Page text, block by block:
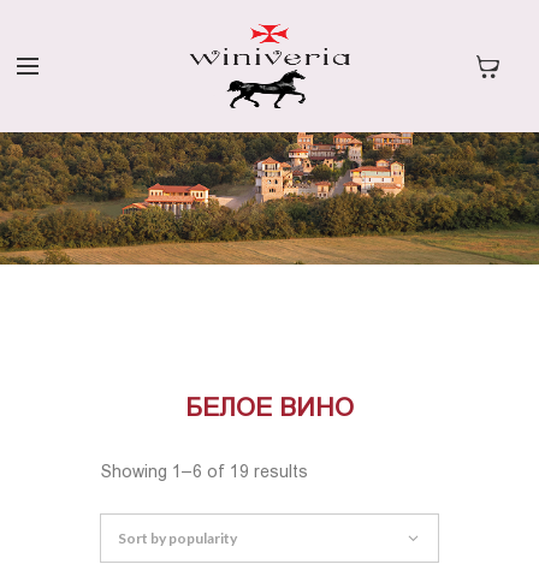
БЕЛОЕ ВИНО
Showing 1–6 of 19 results